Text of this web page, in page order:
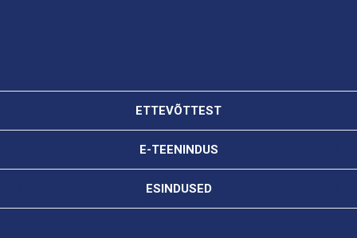
ETTEVÕTTEST
E-TEENINDUS
ESINDUSED